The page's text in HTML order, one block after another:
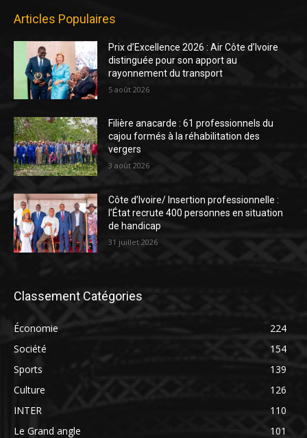
Articles Populaires
Prix d’Excellence 2026 : Air Côte d’Ivoire
distinguée pour son apport au
rayonnement du transport
5 août 2026
Filière anacarde : 61 professionnels du
cajou formés à la réhabilitation des
vergers
3 août 2026
Côte d’Ivoire/ Insertion professionnelle :
l’État recrute 400 personnes en situation
de handicap
31 juillet 2026
Classement Catégories
Économie
224
Société
154
Sports
139
Culture
126
INTER
110
Le Grand angle
101